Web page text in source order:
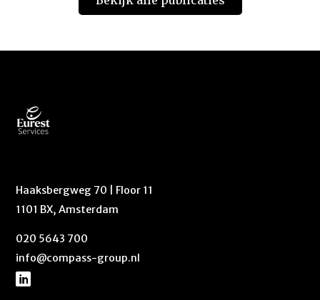
Haaksbergweg 70 | Floor 11
1101 BX, Amsterdam
020 5643 700
info@compass-group.nl